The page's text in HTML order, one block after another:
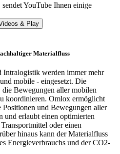
YouTube Ihnen einige
& Play
Materialfluss
Intralogistik werden immer mehr
mobile - eingesetzt. Die
Bewegungen aller mobilen
koordinieren. Omlox ermöglicht
und Bewegungen aller
und erlaubt einen optimierten
oder einen
hinaus kann der Materialfluss
Energieverbrauchs und der CO2-